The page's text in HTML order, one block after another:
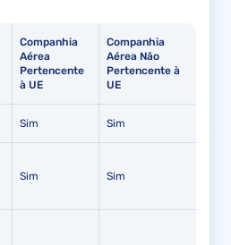
Companhia
Aérea
Pertencente
à UE
Companhia
Aérea Não
Pertencente à
UE
Sim Sim
Sim Sim